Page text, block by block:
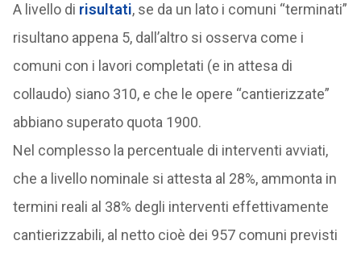
A livello di risultati, se da un lato i comuni “terminati”
risultano appena 5, dall’altro si osserva come i
comuni con i lavori completati (e in attesa di
collaudo) siano 310, e che le opere “cantierizzate”
abbiano superato quota 1900.
Nel complesso la percentuale di interventi avviati,
che a livello nominale si attesta al 28%, ammonta in
termini reali al 38% degli interventi effettivamente
cantierizzabili, al netto cioè dei 957 comuni previsti